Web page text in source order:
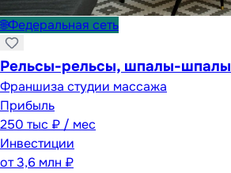
🌐Федеральная сеть
Рельсы-рельсы, шпалы-шпалы
Франшиза студии массажа
Прибыль
250 тыс ₽ / мес
Инвестиции
от3,6 млн ₽